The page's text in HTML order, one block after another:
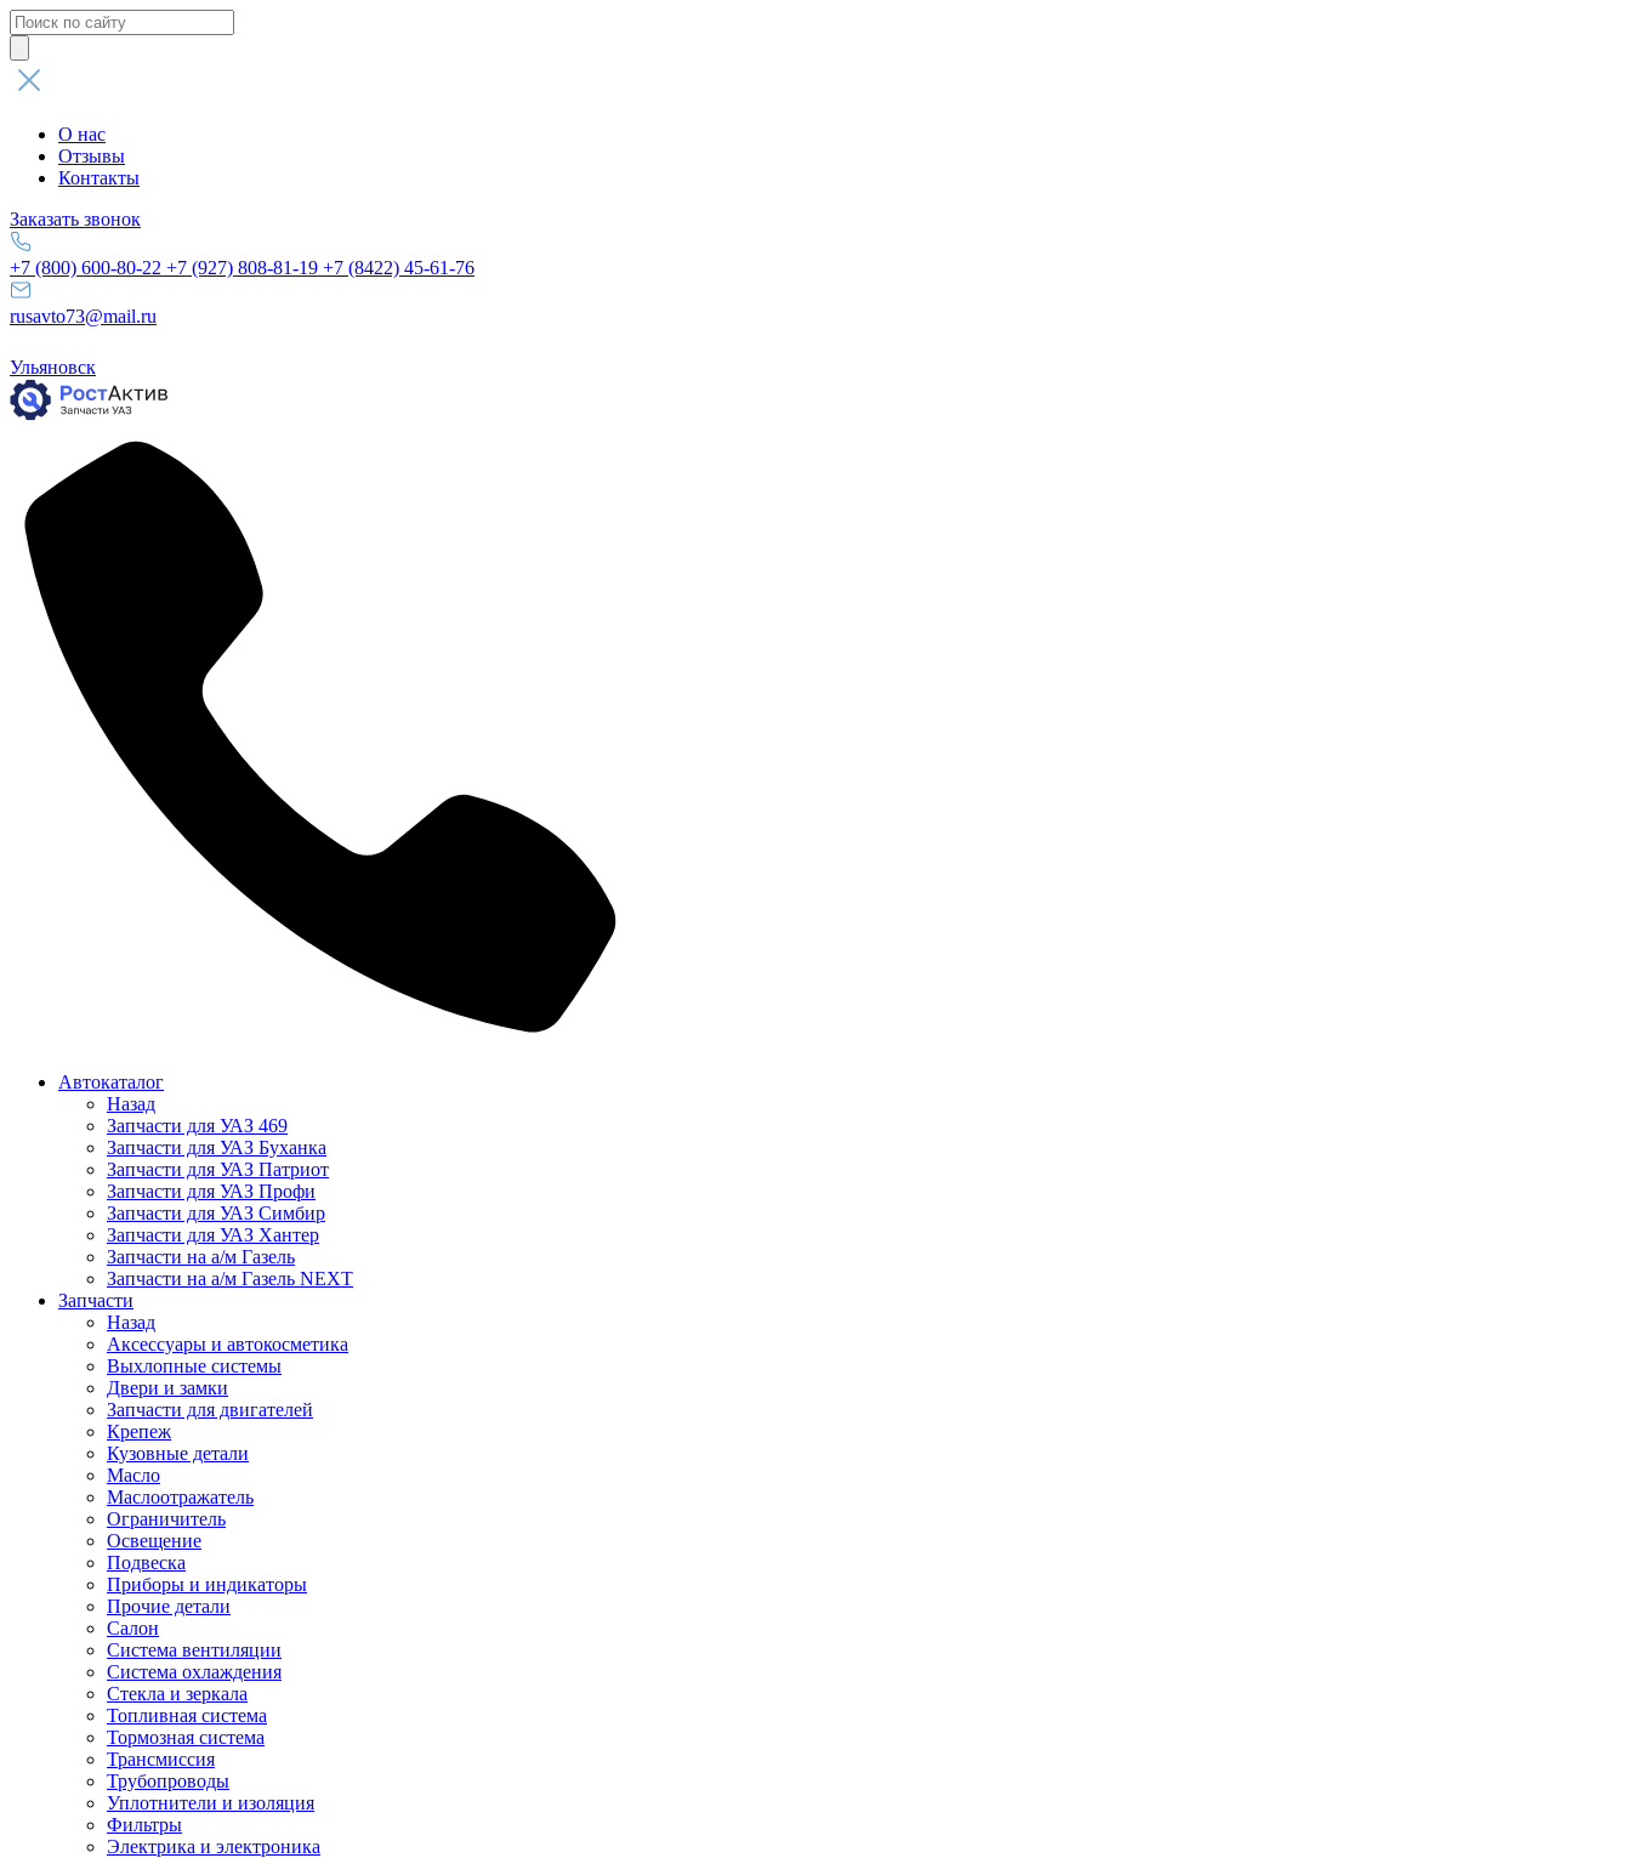
Поиск
товаров
О нас
Отзывы
Контакты
Заказать звонок
+7 (800) 600-80-22 +7 (927) 808-81-19 +7 (8422) 45-61-76
rusavto73@mail.ru
Ульяновск
Автокаталог
Назад
Запчасти для УАЗ 469
Запчасти для УАЗ Буханка
Запчасти для УАЗ Патриот
Запчасти для УАЗ Профи
Запчасти для УАЗ Симбир
Запчасти для УАЗ Хантер
Запчасти на а/м Газель
Запчасти на а/м Газель NEXT
Запчасти
Назад
Аксессуары и автокосметика
Выхлопные системы
Двери и замки
Запчасти для двигателей
Крепеж
Кузовные детали
Масло
Маслоотражатель
Ограничитель
Освещение
Подвеска
Приборы и индикаторы
Прочие детали
Салон
Система вентиляции
Система охлаждения
Стекла и зеркала
Топливная система
Тормозная система
Трансмиссия
Трубопроводы
Уплотнители и изоляция
Фильтры
Электрика и электроника